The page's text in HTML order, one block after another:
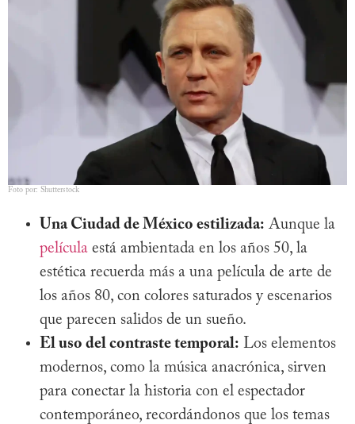
Foto por: Shutterstock
Una Ciudad de México estilizada: Aunque la
película está ambientada en los años 50, la
estética recuerda más a una película de arte de
los años 80, con colores saturados y escenarios
que parecen salidos de un sueño.
El uso del contraste temporal: Los elementos
modernos, como la música anacrónica, sirven
para conectar la historia con el espectador
contemporáneo, recordándonos que los temas